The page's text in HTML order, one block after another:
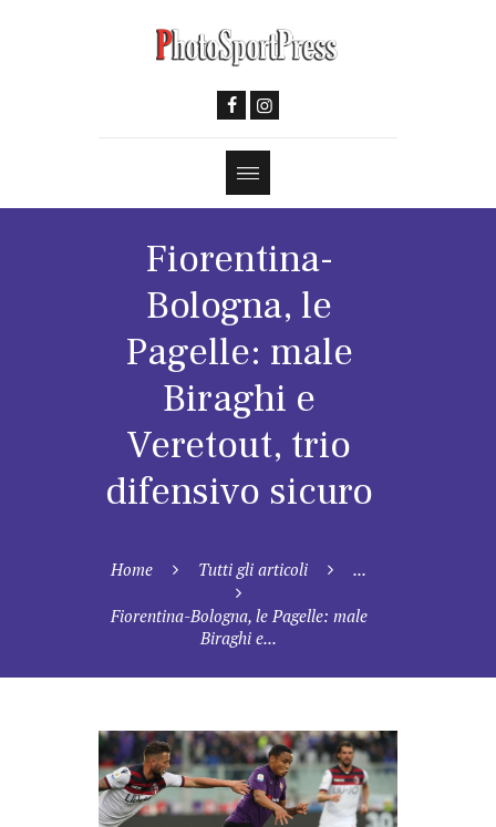
Fiorentina-
Bologna, le
Pagelle: male
Biraghi e
Veretout, trio
difensivo sicuro
Home Tutti gli articoli ...
Fiorentina-Bologna, le Pagelle: male
Biraghi e...